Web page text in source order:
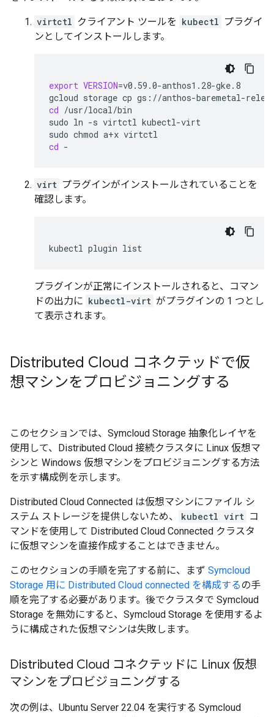
virtctl クライアント ツールを kubectl プラグイ
ンとしてインストールします。
export VERSION=v0.59.0-anthos1.28-gke.8
gcloud storage cp gs://anthos-baremetal-
cd /usr/local/bin
sudo ln -s virtctl kubectl-virt
sudo chmod a+x
cd -
virt プラグインがインストールされていることを
確認します。
kubectl plugin list
プラグインが正常にインストールされると、コマン
ドの出力に kubectl-virt がプラグインの 1 つとし
て表示されます。
Distributed Cloud コネクテッドで仮
想マシンをプロビジョニングする
このセクションでは、Symcloud Storage 抽象化レイヤを
使用して、Distributed Cloud 接続クラスタに Linux 仮想マ
シンと Windows 仮想マシンをプロビジョニングする方法
を示す構成例を示します。
Distributed Cloud Connected は仮想マシンにファイル シ
ステム ストレージを提供しないため、
kubectl virt コ
マンドを使用して Distributed Cloud Connected クラスタ
に仮想マシンを直接作成することはできません。
このセクションの手順を完了する前に、まず Symcloud
Storage 用に Distributed Cloud connected を構成するの手
順を完了する必要があります。後でクラスタで Symcloud
Storage を無効にすると、Symcloud Storage を使用するよ
うに構成された仮想マシンは失敗します。
Distributed Cloud コネクテッドに Linux 仮想
マシンをプロビジョニングする
次の例は、Ubuntu Server 22.04 を実行する Symcloud